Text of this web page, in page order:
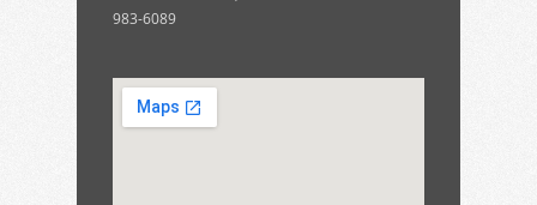
983-6089